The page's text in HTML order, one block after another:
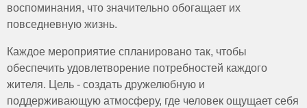
воспоминания, что значительно обогащает их
повседневную жизнь.
Каждое мероприятие спланировано так, чтобы
обеспечить удовлетворение потребностей каждого
жителя. Цель - создать дружелюбную и
поддерживающую атмосферу, где человек ощущает себя